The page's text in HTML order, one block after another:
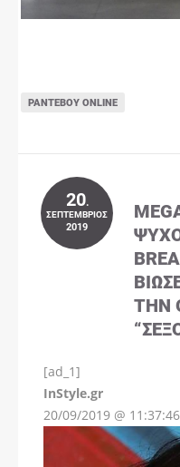
ΡΑΝΤΕΒΟΎ ONLINE
20.
ΣΕΠΤΈΜΒΡΙΟΣ
2019
ΤΗΝ
[ad_1]
InStyle.gr
20/09/2019 @ 11:37:46